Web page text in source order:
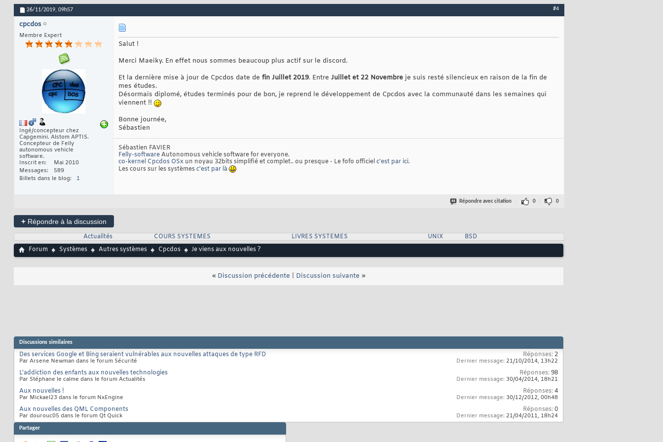
26/11/2019, 09h57 #4
cpcdos
Membre Expert
Ingé/concepteur chez
Capgemini. Alstom APTIS.
Concepteur de Felly
autonomous vehicle
software.
Inscrit en
Mai 2010
Messages
589
Billets dans le blog
1
Salut !
Merci Maeiky. En effet nous sommes beaucoup plus actif sur le discord.
Et la dernière mise à jour de Cpcdos date de fin Juillet 2019. Entre Juillet et 22 Novembre je suis resté silencieux en raison de la fin de
mes études.
Désormais diplomé, études terminés pour de bon, je reprend le développement de Cpcdos avec la communauté dans les semaines qui
viennent !!
Bonne journée,
Sébastien
Sébastien FAVIER
Felly-softwareAutonomous vehicle software for everyone.
co-kernel Cpcdos OSx un noyau 32bits simplifié et complet.. ou presque - Le fofo officielc'est par ici.
Les cours sur les systèmesc'est par là
Répondre avec citation 0 0
+ Répondre à la discussion
Actualités
COURS SYSTEMES LIVRES SYSTEMES UNIX
BSD
Forum
Systèmes Autres systèmes Cpcdos Je viens aux nouvelles ?
« Discussion précédente Discussion suivante »
Discussions similaires
Des services Google et Bing seraient vulnérables aux nouvelles attaques de type RFD
Par Arsene Newman dans le forum Sécurité
Réponses: 2
Dernier message: 21/10/2014, 13h22
L’addiction des enfants aux nouvelles technologies
Par Stéphane le calme dans le forum Actualités
Réponses:98
Dernier message: 30/04/2014, 18h21
Aux nouvelles !
Par Mickael23 dans le forum NxEngine
Réponses:4
Dernier message: 30/12/2012, 00h48
Aux nouvelles des QML Components
Par dourouc05 dans le forum Qt Quick
Réponses:0
Dernier message: 21/04/2011, 18h24
Partager